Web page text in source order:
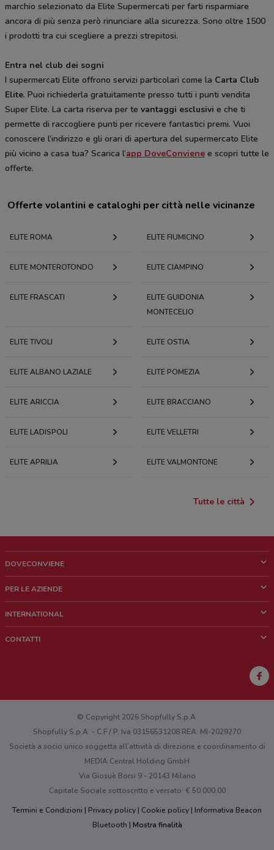
marchio selezionato da Elite Supermercati per farti risparmiare
ancora di più senza però rinunciare alla sicurezza. Sono oltre 1500
i prodotti tra cui scegliere a prezzi strepitosi.
Entra nel club dei sogni
I supermercati Elite offrono servizi particolari come la Carta Club
Elite. Puoi richiederla gratuitamente presso tutti i punti vendita
Super Elite. La carta riserva per te vantaggi esclusivi e che ti
permette di raccogliere punti per ricevere fantastici premi. Vuoi
conoscere l’indirizzo e gli orari di apertura del supermercato Elite
più vicino a casa tua? Scarica l’app DoveConviene e scopri tutte le
offerte.
Offerte volantini e cataloghi per città nelle vicinanze
ELITE ROMA ELITE FIUMICINO
ELITE MONTEROTONDO ELITE CIAMPINO
ELITE FRASCATI
ELITE GUIDONIA
MONTECELIO
ELITE TIVOLI ELITE OSTIA
ELITE ALBANO LAZIALE ELITE POMEZIA
ELITE ARICCIA ELITE BRACCIANO
ELITE LADISPOLI ELITE VELLETRI
ELITE APRILIA ELITE VALMONTONE
Tutte le città
DOVECONVIENE
Chi siamo
Lavora con noi
PER LE AZIENDE
Richieste commerciali e marketing
INTERNATIONAL
CONTATTI
Hai un malfunzionamento sul web o sull'app?
© Copyright 2026 Shopfully S.p.A.
Shopfully S.p.A. - C.F / P. Iva 03156531208 REA: MI-2029270
Società a socio unico soggetta all’attività di direzione e coordinamento di
MEDIA Central Holding GmbH
Via Giosuè Borsi 9 - 20143 Milano
Capitale Sociale sottoscritto e versato: € 50.000,00
Termini e Condizioni
Privacy policy Cookie policy
Informativa Beacon
Bluetooth
Mostra finalità